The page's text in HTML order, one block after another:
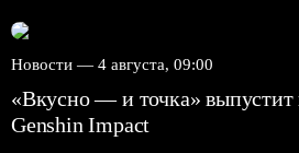
Новости — 4 августа, 09:00
«Вкусно — и точка» выпустит
Genshin Impact⁠⁠